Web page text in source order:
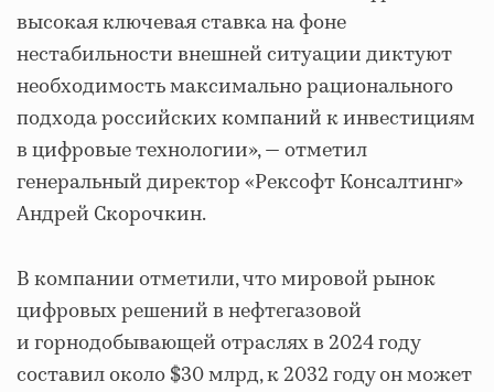
высокая ключевая ставка на фоне
нестабильности внешней ситуации диктуют
необходимость максимально рационального
подхода российских компаний к инвестициям
в цифровые технологии», — отметил
генеральный директор «Рексофт Консалтинг»
Андрей Скорочкин.
В компании отметили, что мировой рынок
цифровых решений в нефтегазовой
и горнодобывающей отраслях в 2024 году
составил около $30 млрд, к 2032 году он может